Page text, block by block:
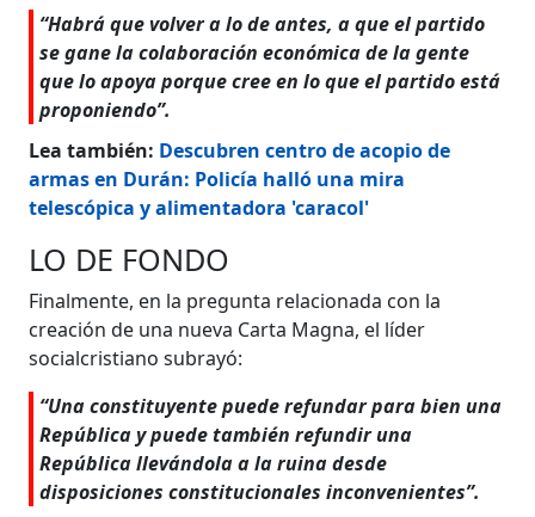
“Habrá que volver a lo de antes, a que el partido
se gane la colaboración económica de la gente
que lo apoya porque cree en lo que el partido está
proponiendo”.
Lea también: Descubren centro de acopio de
armas en Durán: Policía halló una mira
telescópica y alimentadora 'caracol'
LO DE FONDO
Finalmente, en la pregunta relacionada con la
creación de una nueva Carta Magna, el líder
socialcristiano subrayó:
“Una constituyente puede refundar para bien una
República y puede también refundir una
República llevándola a la ruina desde
disposiciones constitucionales inconvenientes”.